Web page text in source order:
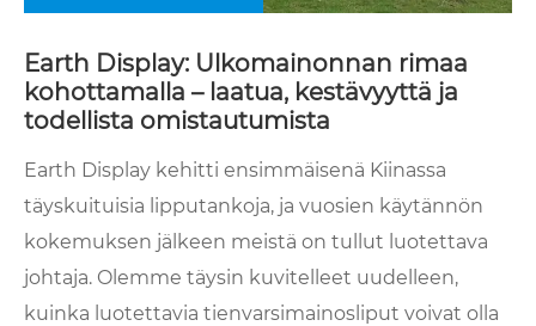
Earth Display: Ulkomainonnan rimaa
kohottamalla – laatua, kestävyyttä ja
todellista omistautumista
Earth Display kehitti ensimmäisenä Kiinassa
täyskuituisia lipputankoja, ja vuosien käytännön
kokemuksen jälkeen meistä on tullut luotettava
johtaja. Olemme täysin kuvitelleet uudelleen,
kuinka luotettavia tienvarsimainosliput voivat olla